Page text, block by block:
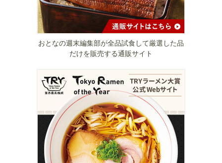
おとなの週末編集部が全品試食して厳選した品
だけを販売する通販サイト